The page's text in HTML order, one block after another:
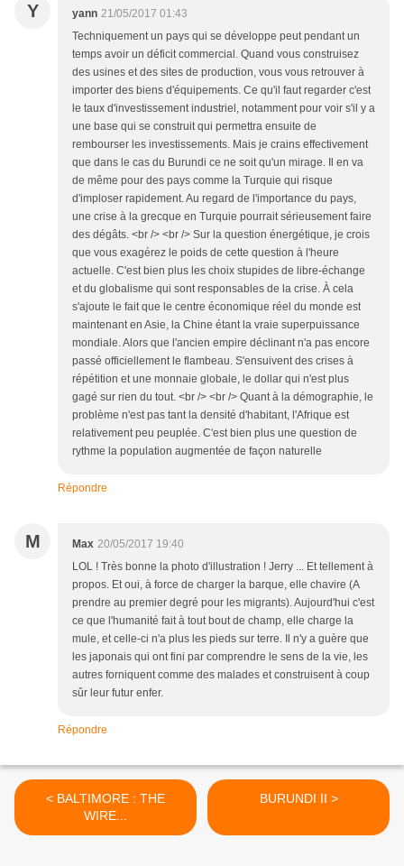
Y yann 21/05/2017 01:43
Techniquement un pays qui se développe peut pendant un
temps avoir un déficit commercial. Quand vous construisez
des usines et des sites de production, vous vous retrouver à
importer des biens d'équipements. Ce qu'il faut regarder c'est
le taux d'investissement industriel, notamment pour voir s'il y a
une base qui se construit qui permettra ensuite de
rembourser les investissements. Mais je crains effectivement
que dans le cas du Burundi ce ne soit qu'un mirage. Il en va
de même pour des pays comme la Turquie qui risque
d'imploser rapidement. Au regard de l'importance du pays,
une crise à la grecque en Turquie pourrait sérieusement faire
des dégâts. <br /> <br /> Sur la question énergétique, je crois
que vous exagérez le poids de cette question à l'heure
actuelle. C'est bien plus les choix stupides de libre-échange
et du globalisme qui sont responsables de la crise. À cela
s'ajoute le fait que le centre économique réel du monde est
maintenant en Asie, la Chine étant la vraie superpuissance
mondiale. Alors que l'ancien empire déclinant n'a pas encore
passé officiellement le flambeau. S'ensuivent des crises à
répétition et une monnaie globale, le dollar qui n'est plus
gagé sur rien du tout. <br /> <br /> Quant à la démographie, le
problème n'est pas tant la densité d'habitant, l'Afrique est
relativement peu peuplée. C'est bien plus une question de
rythme la population augmentée de façon naturelle
Répondre
M Max 20/05/2017 19:40
LOL ! Très bonne la photo d'illustration ! Jerry ... Et tellement à
propos. Et oui, à force de charger la barque, elle chavire (A
prendre au premier degré pour les migrants). Aujourd'hui c'est
ce que l'humanité fait à tout bout de champ, elle charge la
mule, et celle-ci n'a plus les pieds sur terre. Il n'y a guère que
les japonais qui ont fini par comprendre le sens de la vie, les
autres forniquent comme des malades et construisent à coup
sûr leur futur enfer.
Répondre
< BALTIMORE : THE
WIRE...
BURUNDI II >